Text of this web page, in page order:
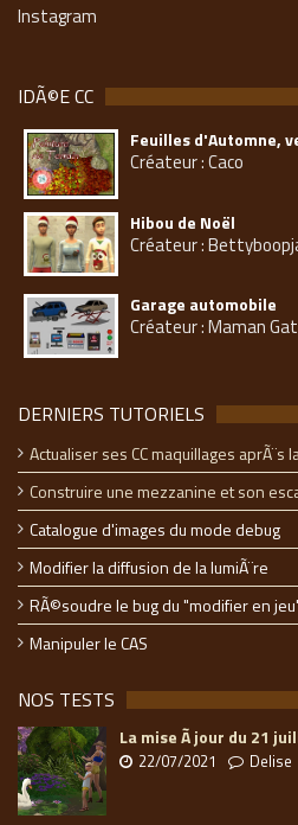
Instagram
IDÃ©E CC
Feuilles d'Automne,
Créateur : Caco
Hibou de Noël
Créateur :
Garage automobile
Créateur : Maman
DERNIERS TUTORIELS
Actualiser ses CC maquillages aprÃ¨s
Construire une mezzanine et son
Catalogue d'images du mode debug
Modifier la diffusion de la lumiÃ¨re
RÃ©soudre le bug du "modifier en
Manipuler le CAS
NOS TESTS
La mise Ã jour du 21
22/07/2021 Delise